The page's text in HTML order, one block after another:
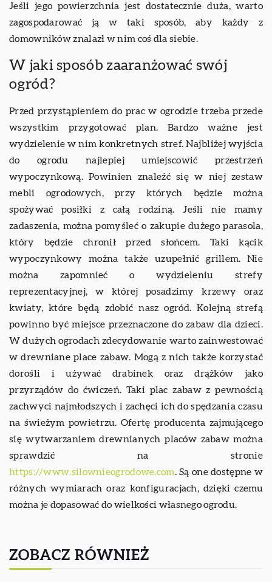
Jeśli jego powierzchnia jest dostatecznie duża, warto
zagospodarować ją w taki sposób, aby każdy z
domowników znalazł w nim coś dla siebie.
W jaki sposób zaaranżować swój
ogród?
Przed przystąpieniem do prac w ogrodzie trzeba przede
wszystkim przygotować plan. Bardzo ważne jest
wydzielenie w nim konkretnych stref. Najbliżej wyjścia
do ogrodu najlepiej umiejscowić przestrzeń
wypoczynkową. Powinien znaleźć się w niej zestaw
mebli ogrodowych, przy których będzie można
spożywać posiłki z całą rodziną. Jeśli nie mamy
zadaszenia, można pomyśleć o zakupie dużego parasola,
który będzie chronił przed słońcem. Taki kącik
wypoczynkowy można także uzupełnić grillem. Nie
można zapomnieć o wydzieleniu strefy
reprezentacyjnej, w której posadzimy krzewy oraz
kwiaty, które będą zdobić nasz ogród. Kolejną strefą
powinno być miejsce przeznaczone do zabaw dla dzieci.
W dużych ogrodach zdecydowanie warto zainwestować
w drewniane place zabaw. Mogą z nich także korzystać
dorośli i używać drabinek oraz drążków jako
przyrządów do ćwiczeń. Taki plac zabaw z pewnością
zachwyci najmłodszych i zachęci ich do spędzania czasu
na świeżym powietrzu. Ofertę producenta zajmującego
się wytwarzaniem drewnianych placów zabaw można
sprawdzić na stronie
https://www.silownieogrodowe.com. Są one dostępne w
różnych wymiarach oraz konfiguracjach, dzięki czemu
można je dopasować do wielkości własnego ogrodu.
ZOBACZ RÓWNIEŻ